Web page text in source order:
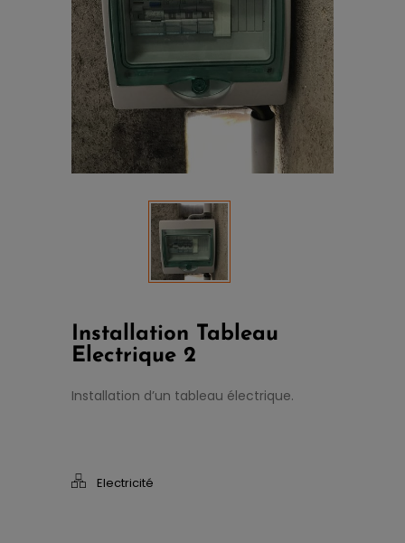
Installation Tableau
Electrique 2
Installation d’un tableau électrique.
Electricité